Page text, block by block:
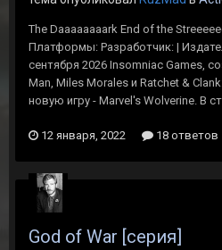
The Daaaaaaaark End of the
Платформы: Разработчик: |
сентября 2026 Insomniac Games,
Man, Miles Morales и Ratchet &
новую игру - Marvel's Wolverine. В
12 января, 2022 18 ответов
God of War [серия]